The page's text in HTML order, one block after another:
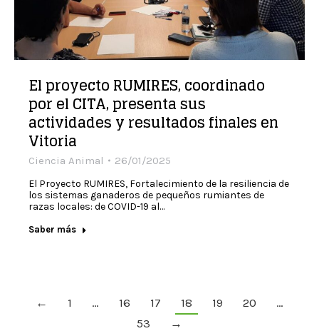
El proyecto RUMIRES, coordinado
por el CITA, presenta sus
actividades y resultados finales en
Vitoria
Ciencia Animal 26/01/2025
El Proyecto RUMIRES, Fortalecimiento de la resiliencia de
los sistemas ganaderos de pequeños rumiantes de
razas locales: de COVID-19 al…
Saber más
← 1 … 16 17 18 19 20
…
53
→